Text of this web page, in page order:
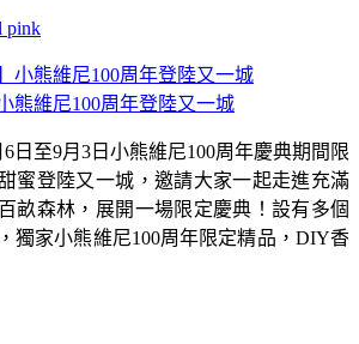
熊維尼100周年登陸又一城
日至9月3日小熊維尼100周年慶典期間限
蜜登陸又一城，邀請大家一起走進充滿
畝森林，展開一場限定慶典！設有多個
獨家小熊維尼100周年限定精品，DIY香